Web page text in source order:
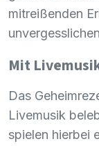
mitreißenden
Mit
Das
Livemusik
spielen hierbei